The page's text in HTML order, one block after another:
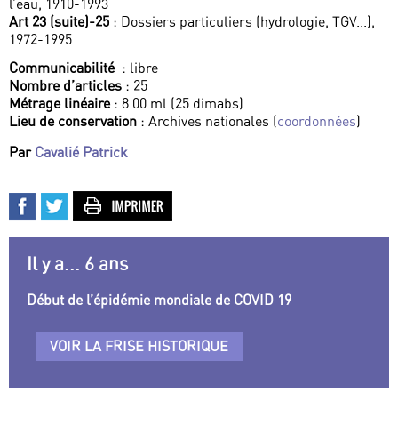
l’eau, 1910-1993
Art 23 (suite)-25 : Dossiers particuliers (hydrologie, TGV...),
1972-1995
Communicabilité : libre
Nombre d’articles : 25
Métrage linéaire: 8.00 ml (25 dimabs)
Lieu de conservation : Archives nationales (coordonnées)
Par Cavalié Patrick
Il y a... 6 ans
Début de l’épidémie mondiale de COVID 19
VOIR LA FRISE HISTORIQUE